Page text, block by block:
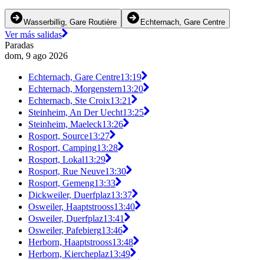
Wasserbillig, Gare Routière Echternach, Gare Centre
Ver más salidas
Paradas
dom, 9 ago 2026
Echternach, Gare Centre13:19
Echternach, Morgenstern13:20
Echternach, Ste Croix13:21
Steinheim, An Der Uecht13:25
Steinheim, Maeleck13:26
Rosport, Source13:27
Rosport, Camping13:28
Rosport, Lokal13:29
Rosport, Rue Neuve13:30
Rosport, Gemeng13:33
Dickweiler, Duerfplaz13:37
Osweiler, Haaptstrooss13:40
Osweiler, Duerfplaz13:41
Osweiler, Pafebierg13:46
Herborn, Haaptstrooss13:48
Herborn, Kiercheplaz13:49